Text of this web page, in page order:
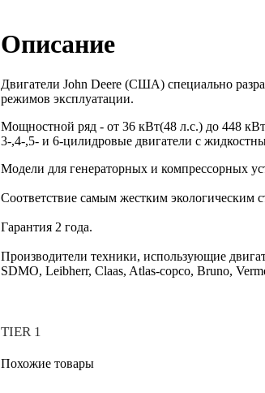
Описание
Двигатели John Deere (США) специально
режимов эксплуатации.
Мощностной ряд - от 36 кВт(48 л.с.) до 448
3-,4-,5- и 6-цилидровые двигатели с
Модели для генераторных и компрессорных
Соответствие самым жестким экологическим
Гарантия 2 года.
Производители техники, использующие
SDMO, Leibherr, Claas, Atlas-copco, Bruno,
TIER 1
Похожие товары